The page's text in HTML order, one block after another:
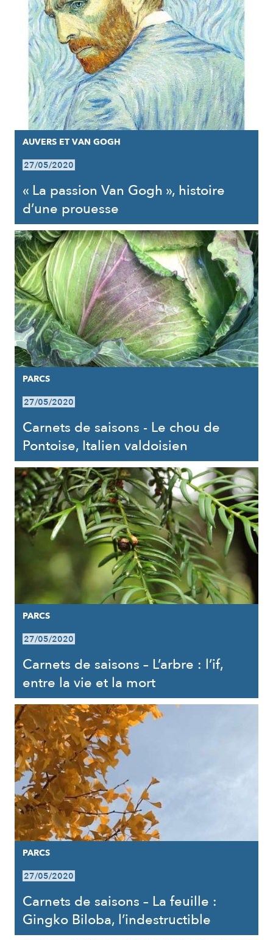
AUVERS ET VAN GOGH
27/05/2020
« La passion Van Gogh », histoire
d’une prouesse
PARCS
27/05/2020
Carnets de saisons - Le chou de
Pontoise, Italien valdoisien
PARCS
27/05/2020
Carnets de saisons – L’arbre : l’if,
entre la vie et la mort
PARCS
27/05/2020
Carnets de saisons – La feuille :
Gingko Biloba, l’indestructible